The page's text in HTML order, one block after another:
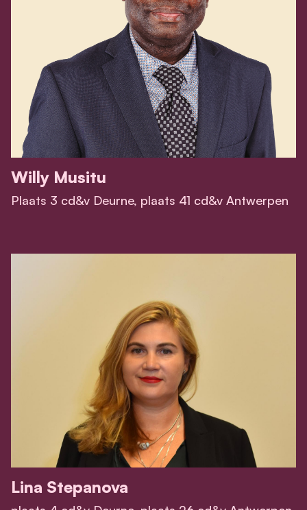
Willy Musitu
Plaats 3 cd&v Deurne, plaats 41 cd&v Antwerpen
Lina Stepanova